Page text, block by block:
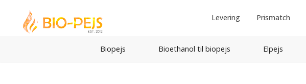
Levering Prismatch
Biopejs Bioethanol til biopejs Elpejs